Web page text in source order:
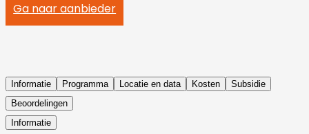
Ga naar aanbieder
Informatie Programma Locatie en data Kosten
Subsidie
Beoordelingen
Informatie